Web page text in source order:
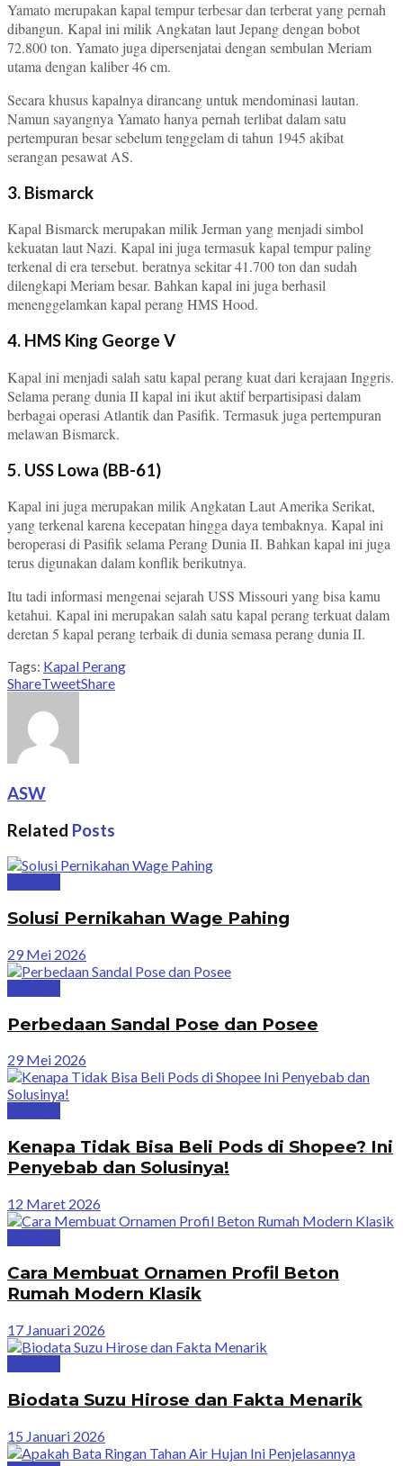
Yamato merupakan kapal tempur terbesar dan terberat yang pernah
dibangun. Kapal ini milik Angkatan laut Jepang dengan bobot
72.800 ton. Yamato juga dipersenjatai dengan sembulan Meriam
utama dengan kaliber 46 cm.
Secara khusus kapalnya dirancang untuk mendominasi lautan.
Namun sayangnya Yamato hanya pernah terlibat dalam satu
pertempuran besar sebelum tenggelam di tahun 1945 akibat
serangan pesawat AS.
3. Bismarck
Kapal Bismarck merupakan milik Jerman yang menjadi simbol
kekuatan laut Nazi. Kapal ini juga termasuk kapal tempur paling
terkenal di era tersebut. beratnya sekitar 41.700 ton dan sudah
dilengkapi Meriam besar. Bahkan kapal ini juga berhasil
menenggelamkan kapal perang HMS Hood.
4. HMS King George V
Kapal ini menjadi salah satu kapal perang kuat dari kerajaan Inggris.
Selama perang dunia II kapal ini ikut aktif berpartisipasi dalam
berbagai operasi Atlantik dan Pasifik. Termasuk juga pertempuran
melawan Bismarck.
5. USS Lowa (BB-61)
Kapal ini juga merupakan milik Angkatan Laut Amerika Serikat,
yang terkenal karena kecepatan hingga daya tembaknya. Kapal ini
beroperasi di Pasifik selama Perang Dunia II. Bahkan kapal ini juga
terus digunakan dalam konflik berikutnya.
Itu tadi informasi mengenai sejarah USS Missouri yang bisa kamu
ketahui. Kapal ini merupakan salah satu kapal perang terkuat dalam
deretan 5 kapal perang terbaik di dunia semasa perang dunia II.
Tags: Kapal Perang
ShareTweetShare
ASW
Related Posts
Solusi Pernikahan Wage Pahing
29 Mei 2026
Perbedaan Sandal Pose dan Posee
29 Mei 2026
Kenapa Tidak Bisa Beli Pods di Shopee? Ini
Penyebab dan Solusinya!
12 Maret 2026
Cara Membuat Ornamen Profil Beton
Rumah Modern Klasik
17 Januari 2026
Biodata Suzu Hirose dan Fakta Menarik
15 Januari 2026